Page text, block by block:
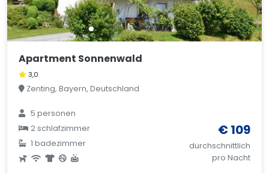
Apartment Sonnenwald
3,0
Zenting, Bayern, Deutschland
5 personen
2 schlafzimmer
1 badezimmer
€ 109
durchschnittlich
pro Nacht